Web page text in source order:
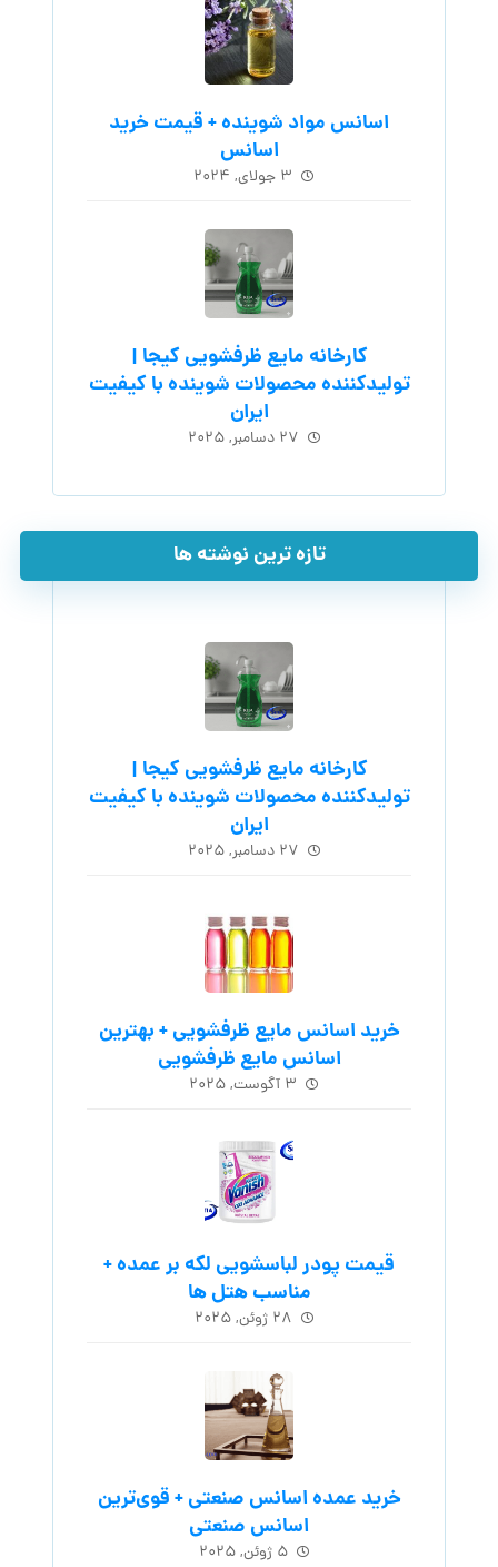
اسانس مواد شوینده + قیمت خرید
اسانس
۳ جولای, ۲۰۲۴
کارخانه مایع ظرفشویی کیجا |
تولیدکننده محصولات شوینده با کیفیت
ایران
۲۷ دسامبر, ۲۰۲۵
تازه ترین نوشته ها
کارخانه مایع ظرفشویی کیجا |
تولیدکننده محصولات شوینده با کیفیت
ایران
۲۷ دسامبر, ۲۰۲۵
خرید اسانس مایع ظرفشویی + بهترین
اسانس مایع ظرفشویی
۳ آگوست, ۲۰۲۵
قیمت پودر لباسشویی لکه بر عمده +
مناسب هتل ها
۲۸ ژوئن, ۲۰۲۵
خرید عمده اسانس صنعتی + قوی‌ترین
اسانس‌ صنعتی
۵ ژوئن, ۲۰۲۵